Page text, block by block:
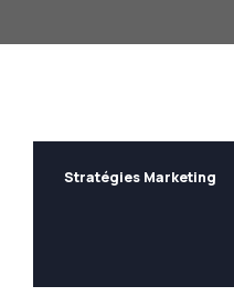
Stratégies Marketing